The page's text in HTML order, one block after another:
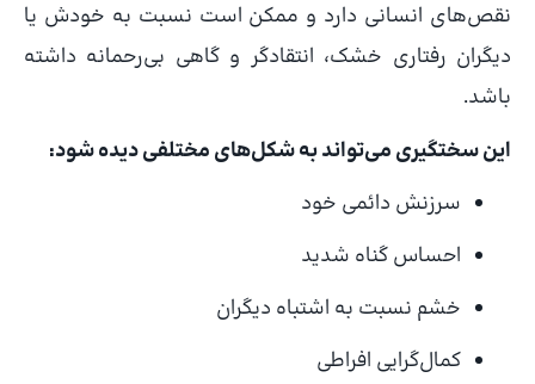
نقص‌های انسانی دارد و ممکن است نسبت به خودش یا
دیگران رفتاری خشک، انتقادگر و گاهی بی‌رحمانه داشته
باشد.
این سختگیری می‌تواند به شکل‌های مختلفی دیده شود:
سرزنش دائمی خود
احساس گناه شدید
خشم نسبت به اشتباه دیگران
کمال‌گرایی افراطی